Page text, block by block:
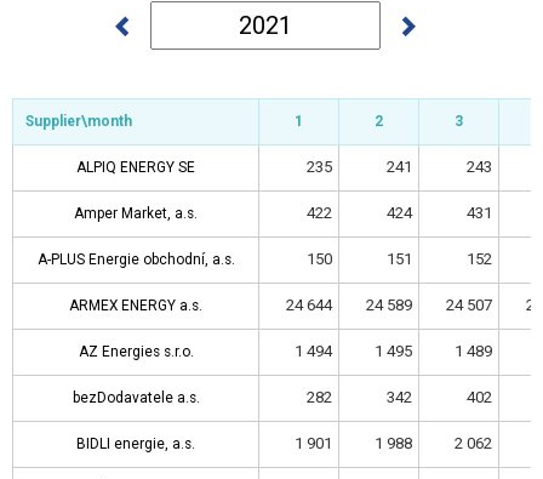
Supplier\month 1 2 3
ALPIQ ENERGY SE 235 241 243
Amper Market, a.s. 422 424 431
A-PLUS Energie obchodní, a.s. 150 151 152
ARMEX ENERGY a.s. 24 644 24 589 24 507
AZ Energies s.r.o. 1 494 1 495 1 489
bezDodavatele a.s. 282 342 402
BIDLI energie, a.s. 1 901 1 988 2 062
Supplier\month
ALPIQ ENERGY SE
Amper Market, a.s.
A-PLUS Energie obchodní, a.s.
ARMEX ENERGY a.s.
AZ Energies s.r.o.
bezDodavatele a.s.
BIDLI energie, a.s.
Supplier\month
Supplier\month 1 2 3